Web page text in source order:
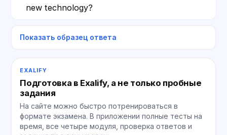
new technology?
Показать образец ответа
EXALIFY
Подготовка в Exalify, а не только пробные
задания
На сайте можно быстро потренироваться в
формате экзамена. В приложении полные тесты на
время, все четыре модуля, проверка ответов и